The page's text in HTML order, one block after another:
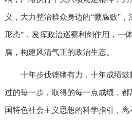
义，大力整治群众身边的“微腐败”
形态”，发挥政治巡察利剑作用，一
腐，构建风清气正的政治生态。
十年步伐铿锵有力，十年成绩鼓
过的每一步，取得的每一点成绩，
国特色社会主义思想的科学指引，离